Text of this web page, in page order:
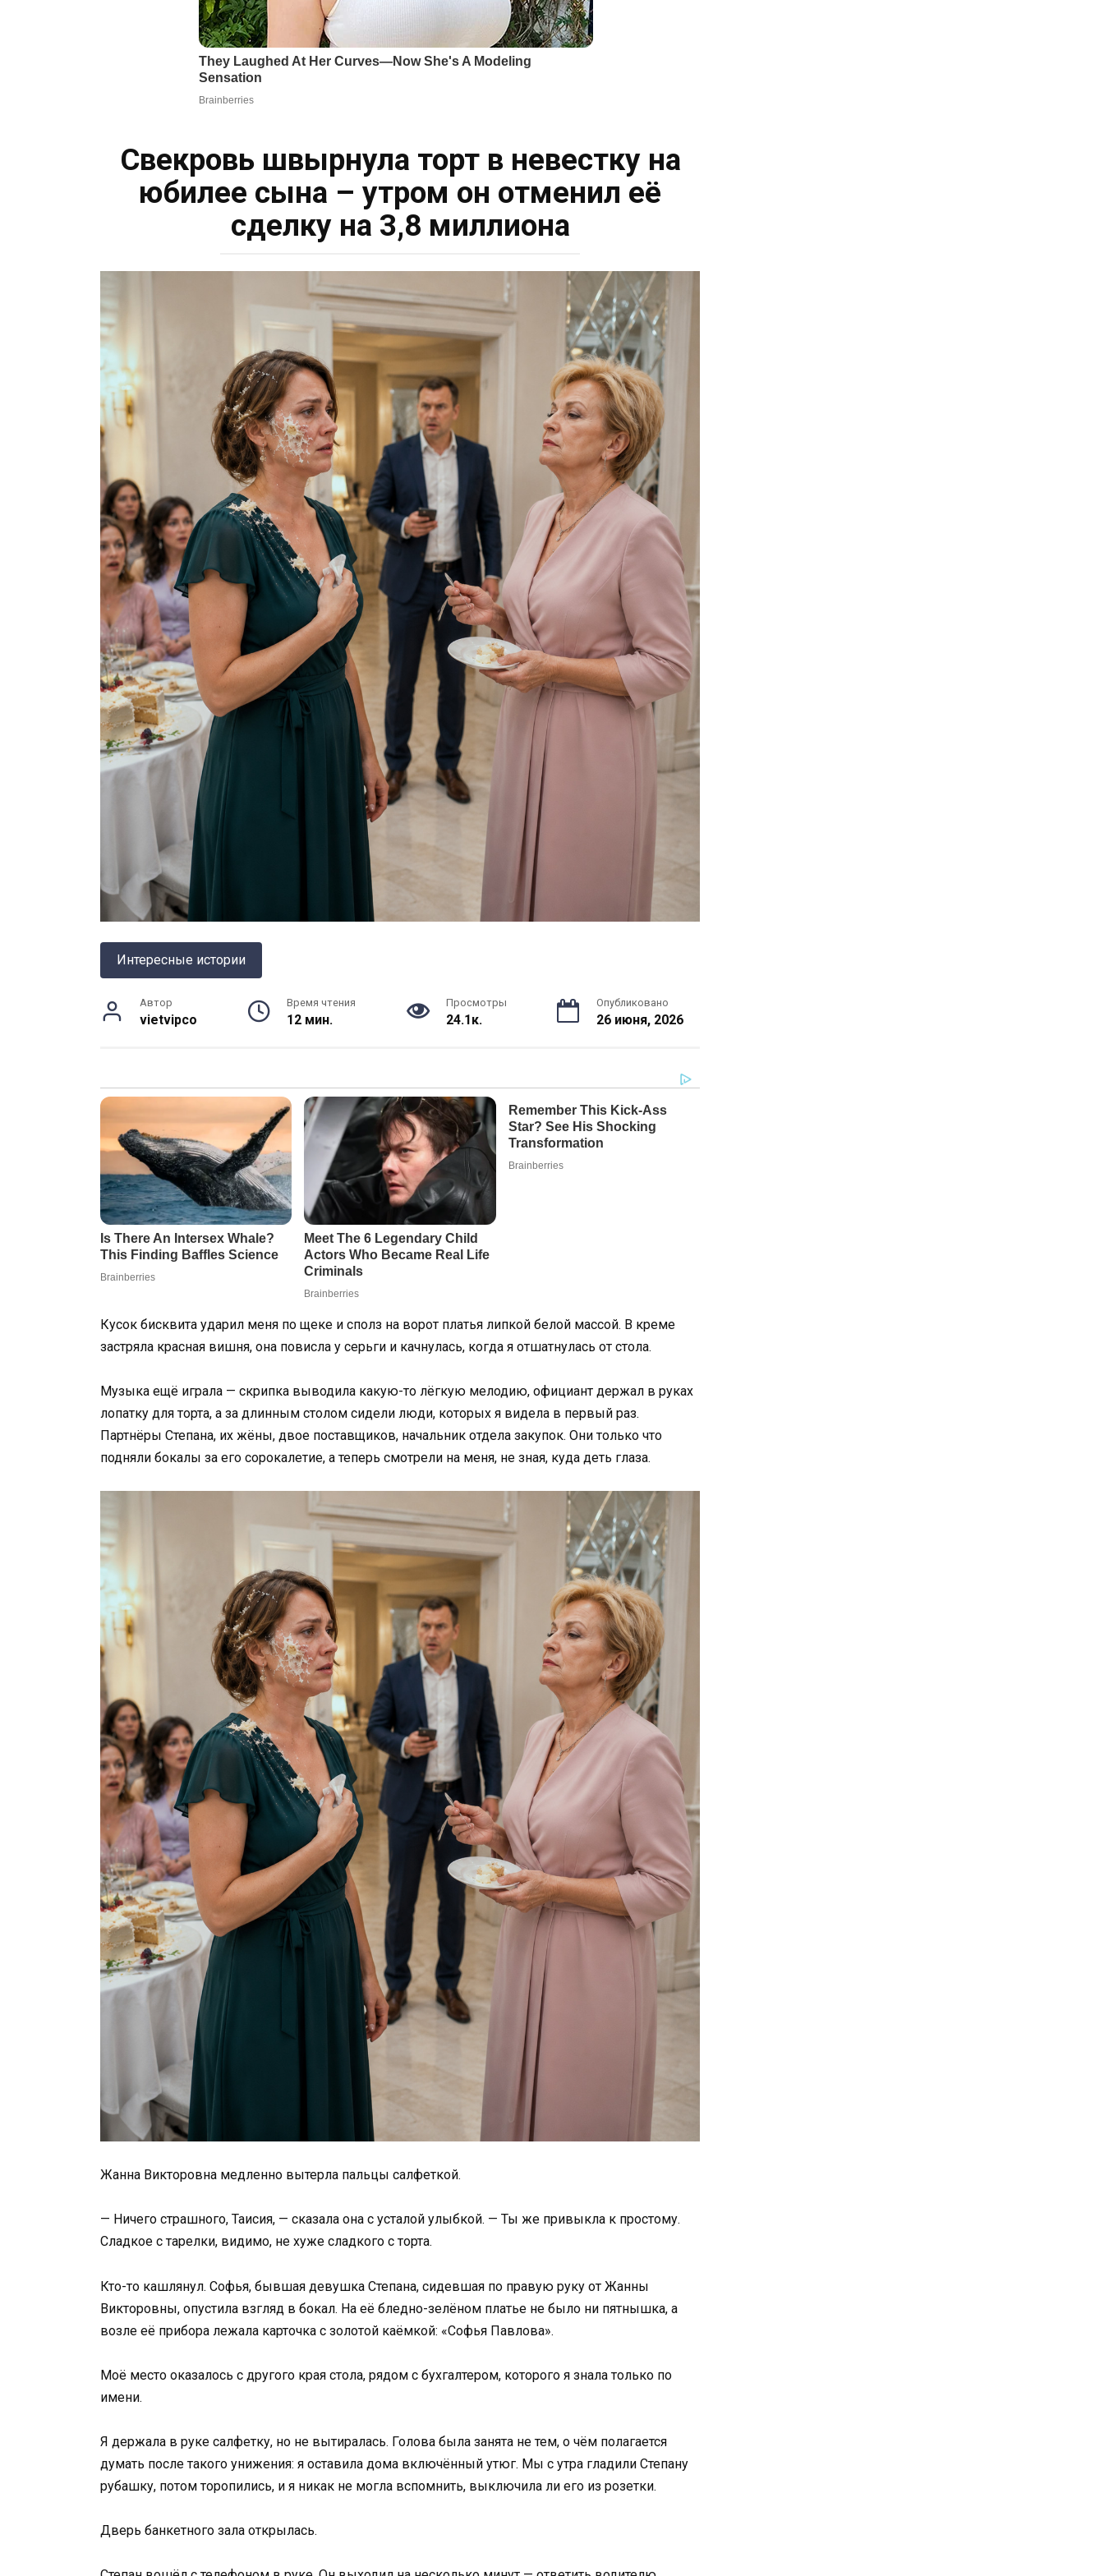
Свекровь швырнула торт в невестку на
юбилее сына – утром он отменил её
сделку на 3,8 миллиона
Интересные истории
Автор
vietvipco
Время чтения
12 мин.
Просмотры
24.1к.
Опубликовано
26 июня, 2026
Кусок бисквита ударил меня по щеке и сполз на ворот платья липкой белой массой. В креме
застряла красная вишня, она повисла у серьги и качнулась, когда я отшатнулась от стола.
Музыка ещё играла — скрипка выводила какую-то лёгкую мелодию, официант держал в руках
лопатку для торта, а за длинным столом сидели люди, которых я видела в первый раз.
Партнёры Степана, их жёны, двое поставщиков, начальник отдела закупок. Они только что
подняли бокалы за его сорокалетие, а теперь смотрели на меня, не зная, куда деть глаза.
Жанна Викторовна медленно вытерла пальцы салфеткой.
— Ничего страшного, Таисия, — сказала она с усталой улыбкой. — Ты же привыкла к простому.
Сладкое с тарелки, видимо, не хуже сладкого с торта.
Кто-то кашлянул. Софья, бывшая девушка Степана, сидевшая по правую руку от Жанны
Викторовны, опустила взгляд в бокал. На её бледно-зелёном платье не было ни пятнышка, а
возле её прибора лежала карточка с золотой каёмкой: «Софья Павлова».
Моё место оказалось с другого края стола, рядом с бухгалтером, которого я знала только по
имени.
Я держала в руке салфетку, но не вытиралась. Голова была занята не тем, о чём полагается
думать после такого унижения: я оставила дома включённый утюг. Мы с утра гладили Степану
рубашку, потом торопились, и я никак не могла вспомнить, выключила ли его из розетки.
Дверь банкетного зала открылась.